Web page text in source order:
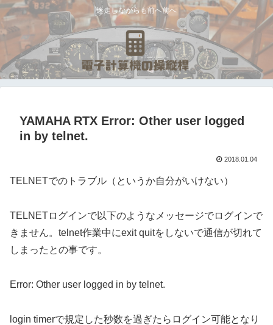
迷走しながらも前へ前へ
YAMAHA RTX Error: Other user logged
in by telnet.
2018.01.04
TELNETでのトラブル（というか自分がいけない）
TELNETログインで以下のようなメッセージでログインで
きません。telnet作業中にexit quitをしないで通信が切れて
しまったとの事です。
Error: Other user logged in by telnet.
login timerで規定した秒数を過ぎたらログイン可能となり